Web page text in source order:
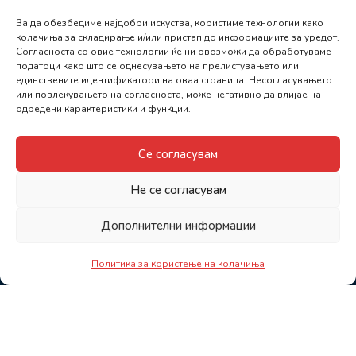
За да обезбедиме најдобри искуства, користиме технологии како
колачиња за складирање и/или пристап до информациите за уредот.
Согласноста со овие технологии ќе ни овозможи да обработуваме
податоци како што се однесувањето на прелистувањето или
единствените идентификатори на оваа страница. Несогласувањето
или повлекувањето на согласноста, може негативно да влијае на
одредени карактеристики и функции.
Се согласувам
Не се согласувам
Дополнителни информации
Политика за користење на колачиња